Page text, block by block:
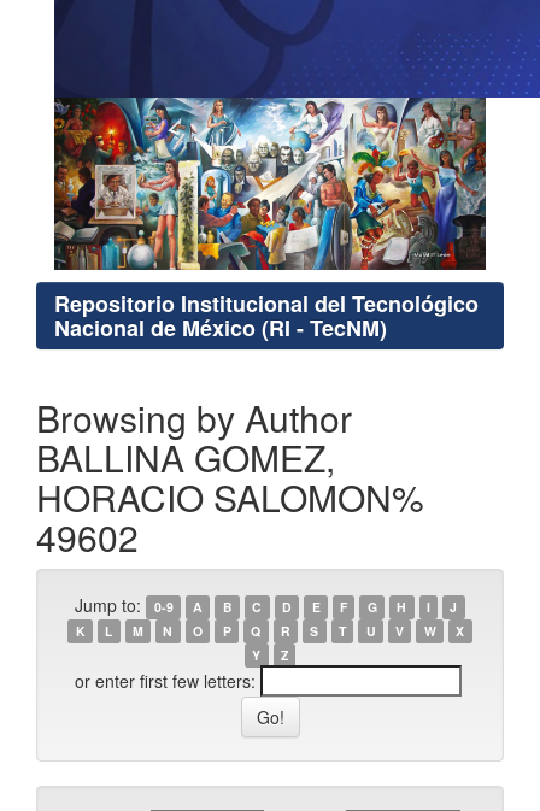
Repositorio Institucional del Tecnológico
Nacional de México (RI - TecNM)
Browsing by Author
BALLINA GOMEZ,
HORACIO SALOMON%
49602
Jump to: 0-9 A B C D E F G H I
J
K
L M N O P Q R S T U V W
X
Y
Z
or enter first few letters: